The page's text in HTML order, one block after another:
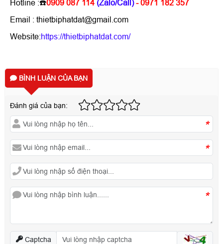
Hotline :☎️0909 087 114 (Zalo/Call) - 0971 182 357
Email : thietbiphatdat@gmail.com
Website:https://thietbiphatdat.com/
BÌNH LUẬN CỦA BẠN
Đánh giá của bạn:
*
*
*
Captcha